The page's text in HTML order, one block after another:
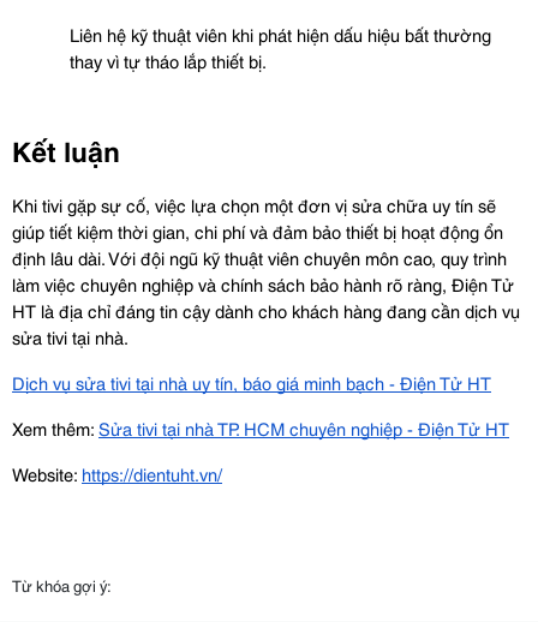
Liên hệ kỹ thuật viên khi phát hiện dấu hiệu bất thường
thay vì tự tháo lắp thiết bị.
Kết luận
Khi tivi gặp sự cố, việc lựa chọn một đơn vị sửa chữa uy tín sẽ
giúp tiết kiệm thời gian, chi phí và đảm bảo thiết bị hoạt động ổn
định lâu dài. Với đội ngũ kỹ thuật viên chuyên môn cao, quy trình
làm việc chuyên nghiệp và chính sách bảo hành rõ ràng, Điện Tử
HT là địa chỉ đáng tin cậy dành cho khách hàng đang cần dịch vụ
sửa tivi tại nhà.
Dịch vụ sửa tivi tại nhà uy tín, báo giá minh bạch - Điện Tử HT
Xem thêm: Sửa tivi tại nhà TP. HCM chuyên nghiệp - Điện Tử HT
Website: https://dientuht.vn/
Từ khóa gợi ý: